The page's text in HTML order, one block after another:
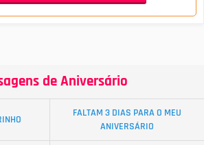
de Aniversário
FALTAM 3 DIAS PARA O MEU
ANIVERSÁRIO